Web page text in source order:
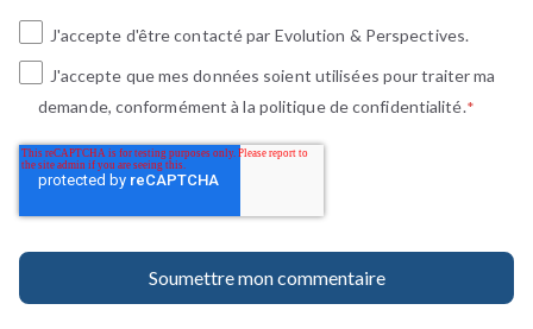
J'accepte d'être contacté par Evolution & Perspectives.
J'accepte que mes données soient utilisées pour traiter ma
demande, conformément à la politique de confidentialité.*